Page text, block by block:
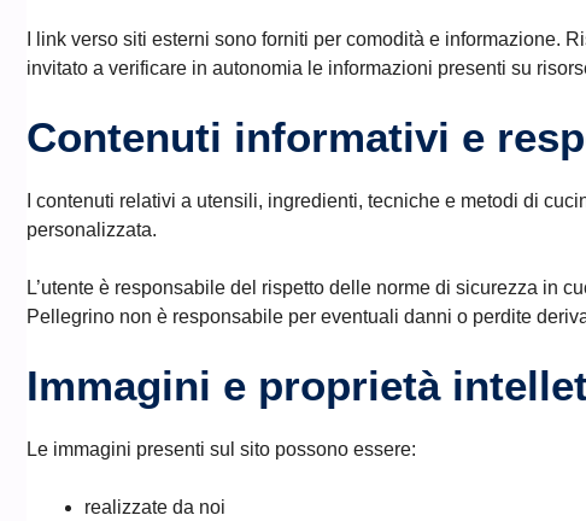
I link verso siti esterni sono forniti per comodità e informazione.
invitato a verificare in autonomia le informazioni presenti su
Contenuti informativi e
I contenuti relativi a utensili, ingredienti, tecniche e metodi di
personalizzata.
L’utente è responsabile del rispetto delle norme di sicurezza in
Pellegrino non è responsabile per eventuali danni o perdite
Immagini e proprietà
Le immagini presenti sul sito possono essere:
realizzate da noi